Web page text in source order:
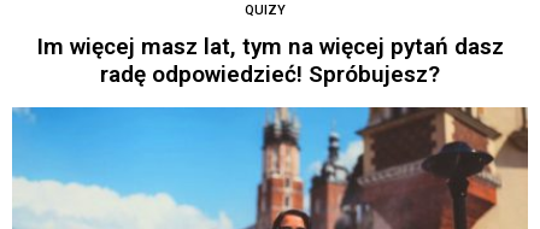
QUIZY
Im więcej masz lat, tym na więcej pytań dasz
radę odpowiedzieć! Spróbujesz?